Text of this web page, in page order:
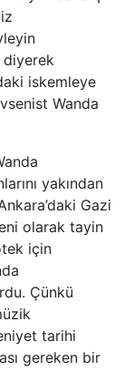
diyerek
iskemleye
Wanda
yakından
Gazi
olarak tayin
için
Çünkü
tarihi
gereken bir